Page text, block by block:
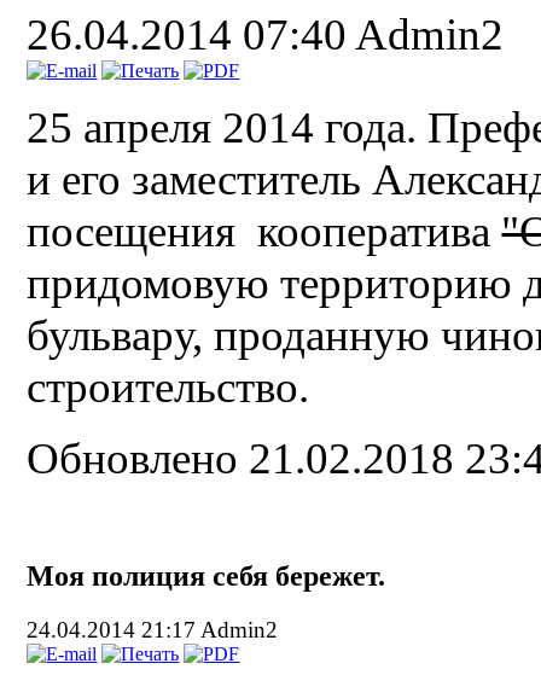
26.04.2014 07:40 Admin2
25 апреля 2014 года.
и его заместитель
посещения кооператива
придомовую территорию
бульвару, проданную
строительство.
Обновлено 21.02.2018
Моя полиция себя бережет.
24.04.2014 21:17 Admin2